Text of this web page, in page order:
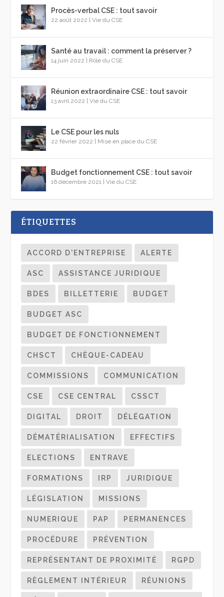
Procès-verbal CSE : tout savoir
22 août 2022 |Vie du CSE
Santé au travail : comment la préserver ?
14 juin 2022 | Rôle du CSE
Réunion extraordinaire CSE : tout savoir
13 avril 2022 |Vie du CSE
Le CSE pour les nuls
22 février 2022 | Mise en place du CSE
Budget fonctionnement CSE : tout savoir
16 décembre 2021 |Vie du CSE
ÉTIQUETTES
ACCORD D'ENTREPRISE ALERTE
ASC ASSISTANCE JURIDIQUE
BDES BILLETTERIE BUDGET
BUDGET ASC
BUDGET DE FONCTIONNEMENT
CHSCT CHÈQUE-CADEAU
COMMISSIONS COMMUNICATION
CSE CSE CENTRAL CSSCT
DIGITAL DROIT DÉLÉGATION
DÉMATÉRIALISATION EFFECTIFS
ELECTIONS ENTRAVE
FORMATIONS IRP JURIDIQUE
LÉGISLATION MISSIONS
NUMERIQUE PAP PERMANENCES
PROCÉDURE PRÉVENTION
REPRÉSENTANT DE PROXIMITÉ RGPD
RÈGLEMENT INTÉRIEUR RÉUNIONS